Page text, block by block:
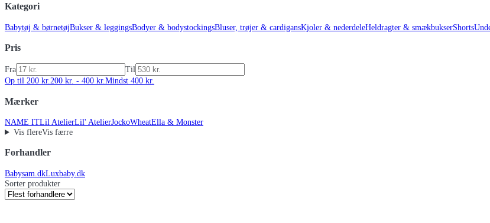
Kategori
Babytøj & børnetøjBukser & leggingsBodyer & bodystockingsBluser, trøjer & cardigansKjoler & nederdeleHeldragter & smækbukserShorts
Pris
Fra
Til
Op til 200 kr.200 kr. - 400 kr.Mindst 400 kr.
Mærker
NAME ITLil AtelierLil' AtelierJockoWheatElla & Monster
Vis flereVis færre
Forhandler
Babysam.dkLuxbaby.dk
Sorter produkter